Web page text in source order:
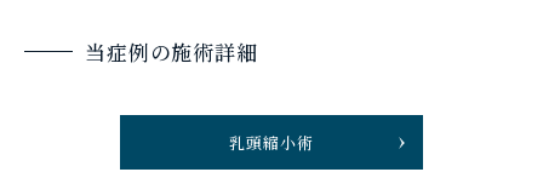
当症例の施術詳細
乳頭縮小術